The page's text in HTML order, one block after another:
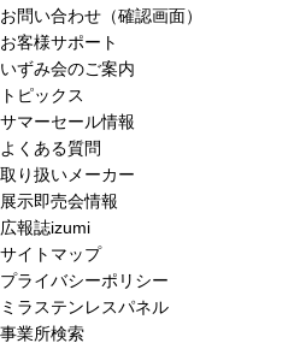
お問い合わせ（確認画面）
お客様サポート
いずみ会のご案内
トピックス
サマーセール情報
よくある質問
取り扱いメーカー
展示即売会情報
広報誌izumi
サイトマップ
プライバシーポリシー
ミラステンレスパネル
事業所検索